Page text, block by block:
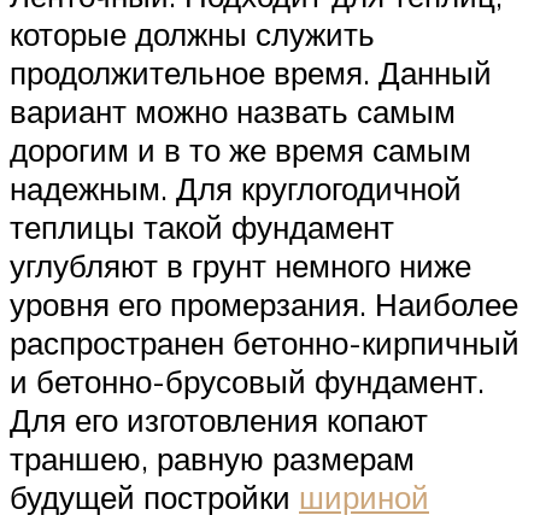
которые должны служить
продолжительное время. Данный
вариант можно назвать самым
дорогим и в то же время самым
надежным. Для круглогодичной
теплицы такой фундамент
углубляют в грунт немного ниже
уровня его промерзания. Наиболее
распространен бетонно-кирпичный
и бетонно-брусовый фундамент.
Для его изготовления копают
траншею, равную размерам
будущей постройки шириной